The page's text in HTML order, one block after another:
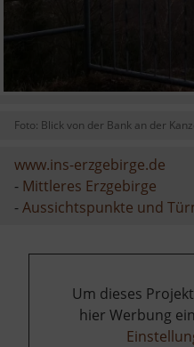
Foto: Blick von der Bank an der
www.ins-erzgebirge.de
- Mittleres Erzgebirge
-Aussichtspunkte und
Um dieses
hier Werbung